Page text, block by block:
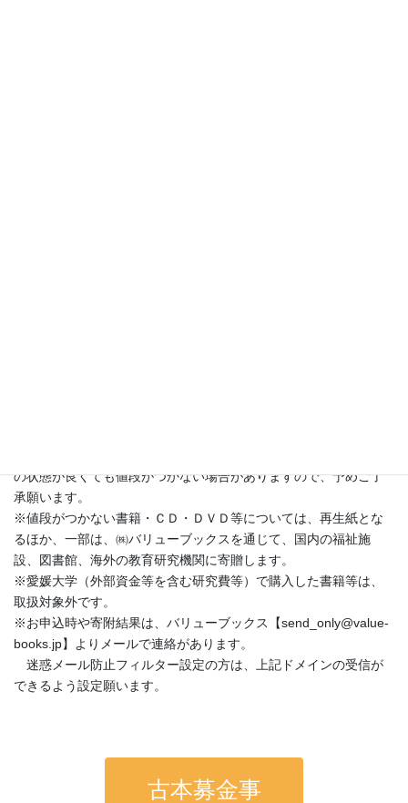
の状態が良くても値段がつかない場合がありますので、予めご了
承願います。
※値段がつかない書籍・ＣＤ・ＤＶＤ等については、再生紙とな
るほか、一部は、㈱バリューブックスを通じて、国内の福祉施
設、図書館、海外の教育研究機関に寄贈します。
※愛媛大学（外部資金等を含む研究費等）で購入した書籍等は、
取扱対象外です。
※お申込時や寄附結果は、バリューブックス【send_only@value-
books.jp】よりメールで連絡があります。
迷惑メール防止フィルター設定の方は、上記ドメインの受信が
できるよう設定願います。
古本募金事